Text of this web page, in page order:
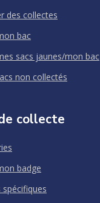
des collectes
bac
sacs jaunes/mon bac
non collectés
collecte
badge
spécifiques